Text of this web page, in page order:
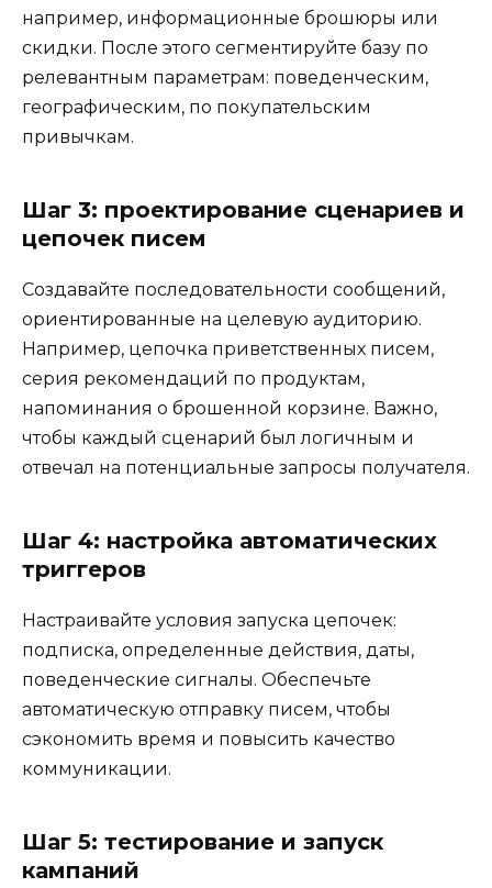
например, информационные брошюры или
скидки. После этого сегментируйте базу по
релевантным параметрам: поведенческим,
географическим, по покупательским
привычкам.
Шаг 3: проектирование сценариев и
цепочек писем
Создавайте последовательности сообщений,
ориентированные на целевую аудиторию.
Например, цепочка приветственных писем,
серия рекомендаций по продуктам,
напоминания о брошенной корзине. Важно,
чтобы каждый сценарий был логичным и
отвечал на потенциальные запросы получателя.
Шаг 4: настройка автоматических
триггеров
Настраивайте условия запуска цепочек:
подписка, определенные действия, даты,
поведенческие сигналы. Обеспечьте
автоматическую отправку писем, чтобы
сэкономить время и повысить качество
коммуникации.
Шаг 5: тестирование и запуск
кампаний